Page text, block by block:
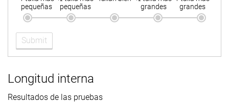
pequeñas
pequeñas
grandes
grandes
Submit
Longitud interna
Resultados de las pruebas